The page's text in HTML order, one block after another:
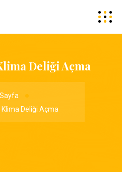
Deliği Açma
Klima Deliği Açma